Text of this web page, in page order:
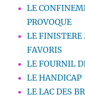
LE
PROVOQUE
LE
FAVORIS
LE FOURNIL
LE HANDICAP
LE LAC DES